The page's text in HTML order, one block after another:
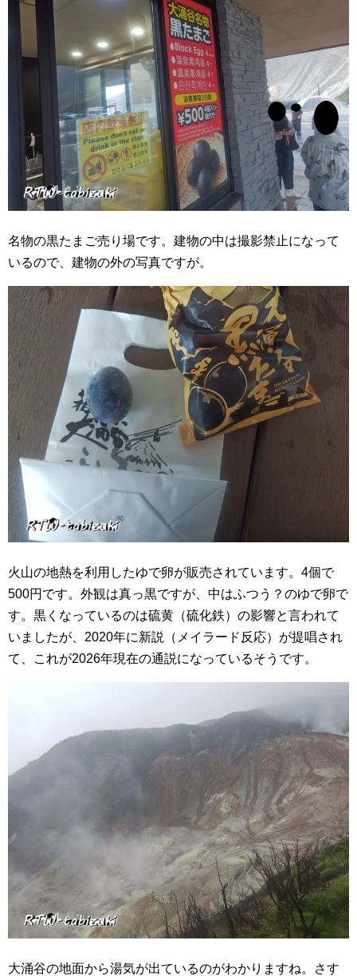
名物の黒たまご売り場です。建物の中は撮影禁止になって
いるので、建物の外の写真ですが。
火山の地熱を利用したゆで卵が販売されています。4個で
500円です。外観は真っ黒ですが、中はふつう？のゆで卵で
す。黒くなっているのは硫黄（硫化鉄）の影響と言われて
いましたが、2020年に新説（メイラード反応）が提唱され
て、これが2026年現在の通説になっているそうです。
大涌谷の地面から湯気が出ているのがわかりますね。さす